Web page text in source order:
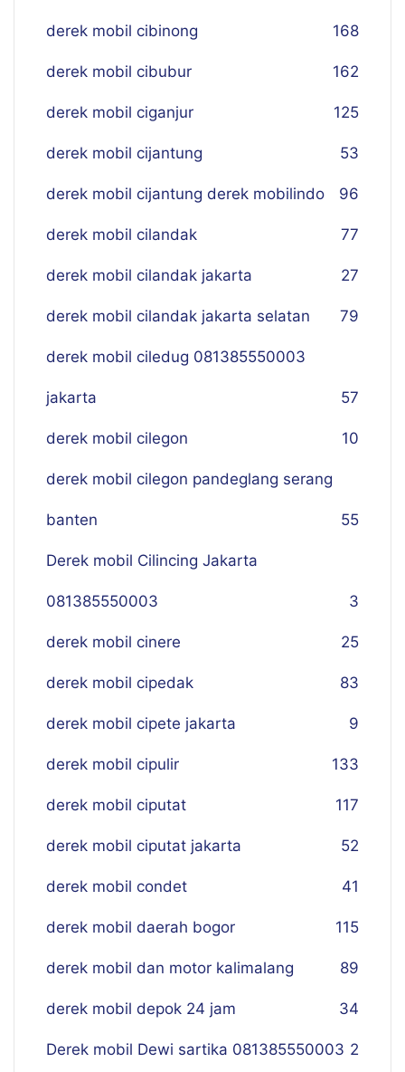
derek mobil cibinong 168
derek mobil cibubur 162
derek mobil ciganjur 125
derek mobil cijantung 53
derek mobil cijantung derek mobilindo 96
derek mobil cilandak 77
derek mobil cilandak jakarta 27
derek mobil cilandak jakarta selatan 79
derek mobil ciledug 081385550003
jakarta 57
derek mobil cilegon 10
derek mobil cilegon pandeglang serang
banten 55
Derek mobil Cilincing Jakarta
081385550003 3
derek mobil cinere 25
derek mobil cipedak 83
derek mobil cipete jakarta 9
derek mobil cipulir 133
derek mobil ciputat 117
derek mobil ciputat jakarta 52
derek mobil condet 41
derek mobil daerah bogor 115
derek mobil dan motor kalimalang 89
derek mobil depok 24 jam 34
Derek mobil Dewi sartika 081385550003 2